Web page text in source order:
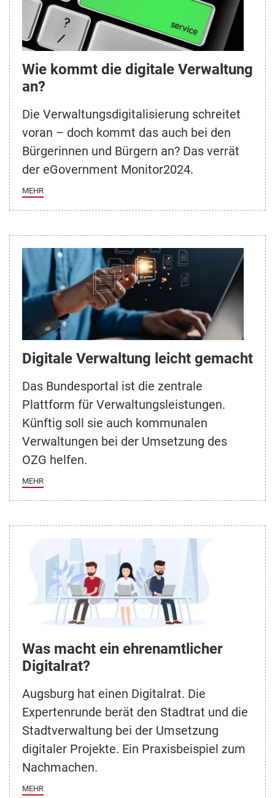
Wie kommt die digitale Verwaltung
an?
Die Verwaltungsdigitalisierung schreitet
voran – doch kommt das auch bei den
Bürgerinnen und Bürgern an? Das verrät
der eGovernment Monitor2024.
MEHR
Digitale Verwaltung leicht gemacht
Das Bundesportal ist die zentrale
Plattform für Verwaltungsleistungen.
Künftig soll sie auch kommunalen
Verwaltungen bei der Umsetzung des
OZG helfen.
MEHR
Was macht ein ehrenamtlicher
Digitalrat?
Augsburg hat einen Digitalrat. Die
Expertenrunde berät den Stadtrat und die
Stadtverwaltung bei der Umsetzung
digitaler Projekte. Ein Praxisbeispiel zum
Nachmachen.
MEHR